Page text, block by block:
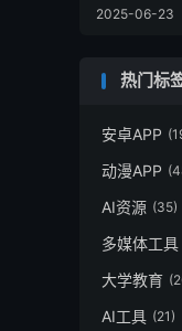
2025-06-23
热门标
安卓APP
动漫APP
AI资源 (35)
多媒体工具
大学教育
AI工具 (21)